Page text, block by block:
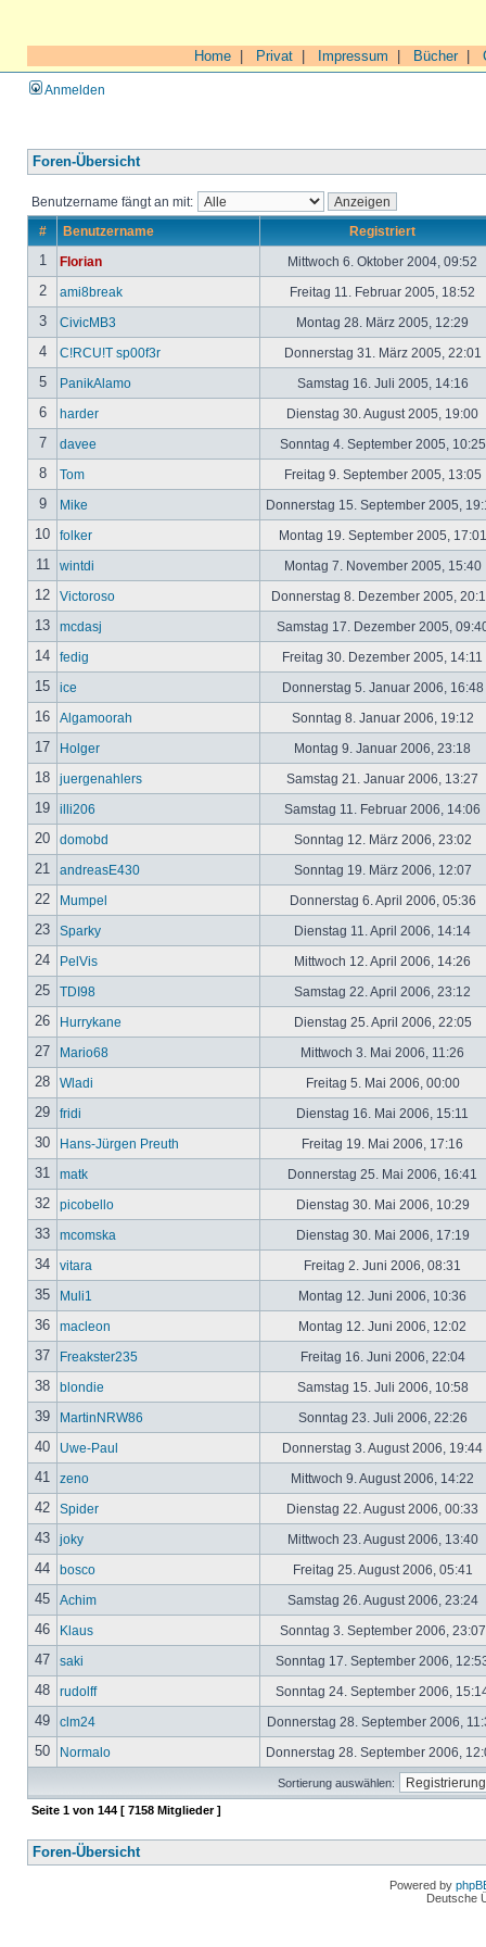
Home Privat Impressum Bücher|
Anmelden
Foren-Übersicht
Benutzername fängt an mit:
# Benutzername Registriert
1 Florian Mittwoch 6. Oktober 2004, 09:52
2 ami8break Freitag 11. Februar 2005, 18:52
3 CivicMB3 Montag 28. März 2005, 12:29
4 C!RCU!T sp00f3r Donnerstag 31. März 2005, 22:01
5 PanikAlamo Samstag 16. Juli 2005, 14:16
6 harder Dienstag 30. August 2005, 19:00
7 davee Sonntag 4. September 2005,
8 Tom Freitag 9. September 2005, 13:05
9 Mike Donnerstag 15. September 2005,
10 folker Montag 19. September 2005,
11 wintdi Montag 7. November 2005, 15:40
12 Victoroso Donnerstag 8. Dezember 2005,
13 mcdasj Samstag 17. Dezember 2005,
14 fedig Freitag 30. Dezember 2005, 14:11
15 ice Donnerstag 5. Januar 2006, 16:48
16 Algamoorah Sonntag 8. Januar 2006, 19:12
17 Holger Montag 9. Januar 2006, 23:18
18 juergenahlers Samstag 21. Januar 2006, 13:27
19 illi206 Samstag 11. Februar 2006, 14:06
20 domobd Sonntag 12. März 2006, 23:02
21 andreasE430 Sonntag 19. März 2006, 12:07
22 Mumpel Donnerstag 6. April 2006, 05:36
23 Sparky Dienstag 11. April 2006, 14:14
24 PelVis Mittwoch 12. April 2006, 14:26
25 TDI98 Samstag 22. April 2006, 23:12
26 Hurrykane Dienstag 25. April 2006, 22:05
27 Mario68 Mittwoch 3. Mai 2006, 11:26
28 Wladi Freitag 5. Mai 2006, 00:00
29 fridi Dienstag 16. Mai 2006, 15:11
30 Hans-Jürgen Preuth Freitag 19. Mai 2006, 17:16
31 matk Donnerstag 25. Mai 2006, 16:41
32 picobello Dienstag 30. Mai 2006, 10:29
33 mcomska Dienstag 30. Mai 2006, 17:19
34 vitara Freitag 2. Juni 2006, 08:31
35 Muli1 Montag 12. Juni 2006, 10:36
36 macleon Montag 12. Juni 2006, 12:02
37 Freakster235 Freitag 16. Juni 2006, 22:04
38 blondie Samstag 15. Juli 2006, 10:58
39 MartinNRW86 Sonntag 23. Juli 2006, 22:26
40 Uwe-Paul Donnerstag 3. August 2006, 19:44
41 zeno Mittwoch 9. August 2006, 14:22
42 Spider Dienstag 22. August 2006, 00:33
43 joky Mittwoch 23. August 2006, 13:40
44 bosco Freitag 25. August 2006, 05:41
45 Achim Samstag 26. August 2006, 23:24
46 Klaus Sonntag 3. September 2006,
47 saki Sonntag 17. September 2006,
48 rudolff Sonntag 24. September 2006,
49 clm24 Donnerstag 28. September 2006,
50 Normalo Donnerstag 28. September 2006,
Sortierung auswählen:
Seite 1 von 144 [ 7158 Mitglieder ]
Foren-Übersicht
Powered by
Deutsche